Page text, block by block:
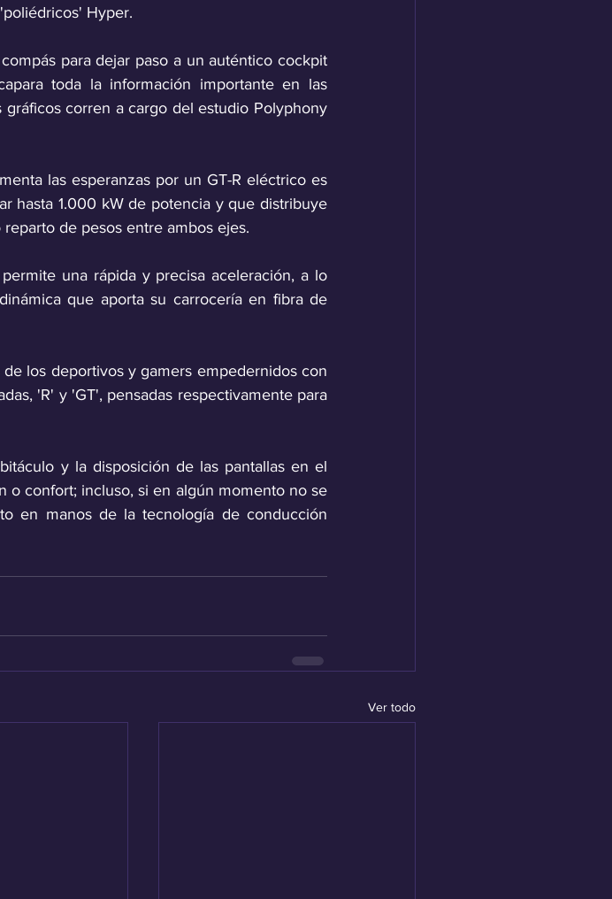
Hyper.
para dejar paso a un auténtico cockpit
toda la información importante en las
corren a cargo del estudio Polyphony
las esperanzas por un GT-R eléctrico es
hasta 1.000 kW de potencia y que distribuye
de pesos entre ambos ejes.
una rápida y precisa aceleración, a lo
que aporta su carrocería en fibra de
los deportivos y gamers empedernidos con
'R' y 'GT', pensadas respectivamente para
y la disposición de las pantallas en el
o confort; incluso, si en algún momento no se
en manos de la tecnología de conducción
Ver todo